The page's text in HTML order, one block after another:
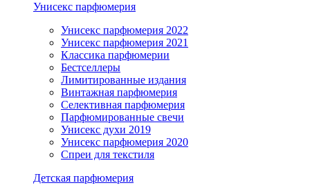
Унисекс парфюмерия
Унисекс парфюмерия 2022
Унисекс парфюмерия 2021
Классика парфюмерии
Бестселлеры
Лимитированные издания
Винтажная парфюмерия
Селективная парфюмерия
Парфюмированные свечи
Унисекс духи 2019
Унисекс парфюмерия 2020
Спреи для текстиля
Детская парфюмерия